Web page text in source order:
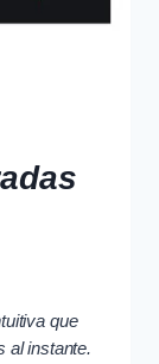
que
al instante.